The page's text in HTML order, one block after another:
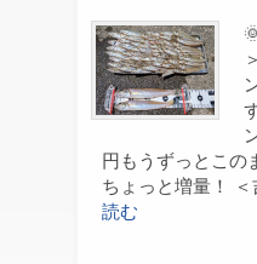
円もうずっとこの
ちょっと増量！
読む